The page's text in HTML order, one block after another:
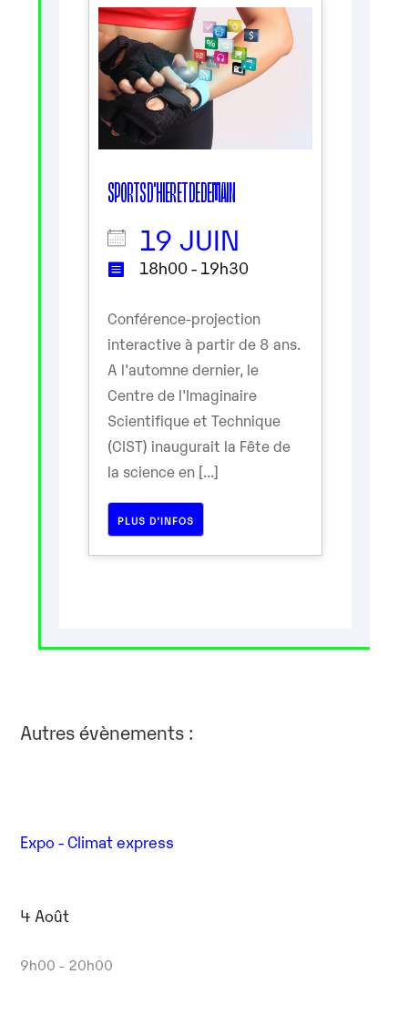
SPORTS D'HIER ET DE DEMAIN
19 JUIN
18h00 - 19h30
Conférence-projection
interactive à partir de 8 ans.
A l'automne dernier, le
Centre de l'Imaginaire
Scientifique et Technique
(CIST) inaugurait la Fête de
la science en [...]
PLUS D’INFOS
Autres évènements :
Expo - Climat express
4 Août
9h00 - 20h00